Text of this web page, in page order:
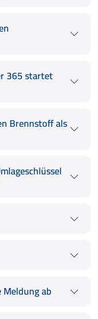
365 startet
Brennstoff als
ab